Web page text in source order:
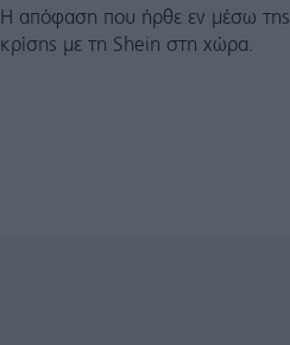
Η απόφαση που ήρθε εν μέσω της
κρίσης με τη Shein στη χώρα.